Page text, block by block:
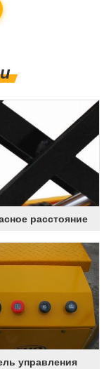
расстояние
управления